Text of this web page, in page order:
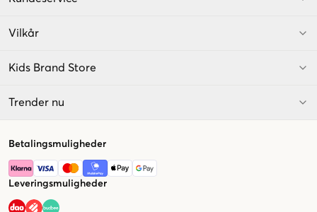
Vilkår
Kids Brand Store
Trender nu
Betalingsmuligheder
Leveringsmuligheder